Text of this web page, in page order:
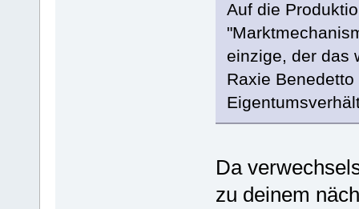
Auf die
einzige, der das
Raxie
Da
zu deinem